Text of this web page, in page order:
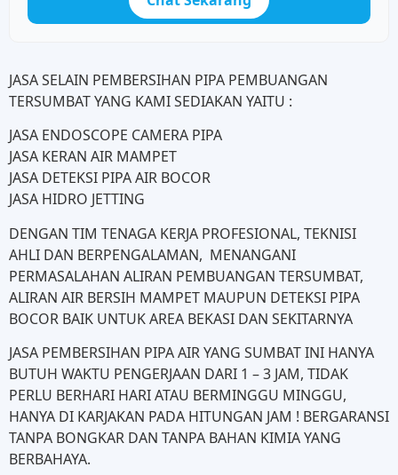
JASA SELAIN PEMBERSIHAN PIPA PEMBUANGAN
TERSUMBAT YANG KAMI SEDIAKAN YAITU :
JASA ENDOSCOPE CAMERA PIPA
JASA KERAN AIR MAMPET
JASA DETEKSI PIPA AIR BOCOR
JASA HIDRO JETTING
DENGAN TIM TENAGA KERJA PROFESIONAL, TEKNISI
AHLI DAN BERPENGALAMAN, MENANGANI
PERMASALAHAN ALIRAN PEMBUANGAN TERSUMBAT,
ALIRAN AIR BERSIH MAMPET MAUPUN DETEKSI PIPA
BOCOR BAIK UNTUK AREA BEKASI DAN SEKITARNYA
JASA PEMBERSIHAN PIPA AIR YANG SUMBAT INI HANYA
BUTUH WAKTU PENGERJAAN DARI 1 – 3 JAM, TIDAK
PERLU BERHARI HARI ATAU BERMINGGU MINGGU,
HANYA DI KARJAKAN PADA HITUNGAN JAM ! BERGARANSI
TANPA BONGKAR DAN TANPA BAHAN KIMIA YANG
BERBAHAYA.